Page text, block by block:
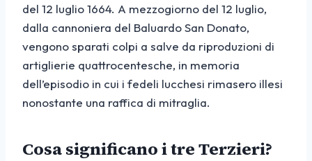
del 12 luglio 1664. A mezzogiorno del 12 luglio,
dalla cannoniera del Baluardo San Donato,
vengono sparati colpi a salve da riproduzioni di
artiglierie quattrocentesche, in memoria
dell’episodio in cui i fedeli lucchesi rimasero illesi
nonostante una raffica di mitraglia.
Cosa significano i tre Terzieri?